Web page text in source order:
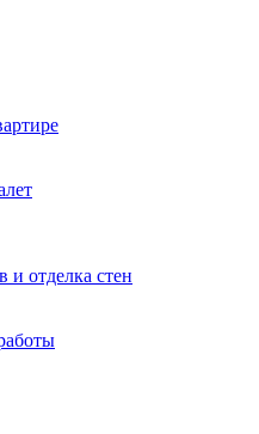
и отделка стен